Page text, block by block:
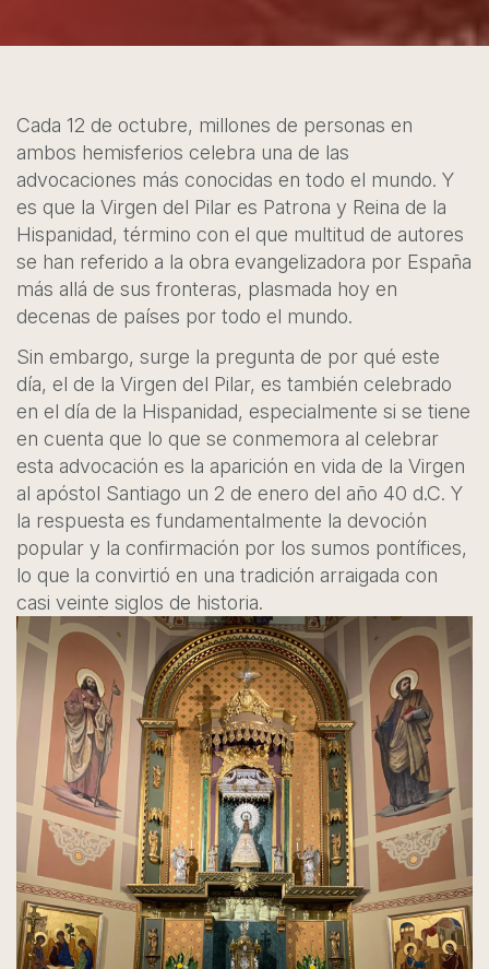
Cada 12 de octubre, millones de personas en
ambos hemisferios celebra una de las
advocaciones más conocidas en todo el mundo. Y
es que la Virgen del Pilar es Patrona y Reina de la
Hispanidad, término con el que multitud de autores
se han referido a la obra evangelizadora por España
más allá de sus fronteras, plasmada hoy en
decenas de países por todo el mundo.
Sin embargo, surge la pregunta de por qué este
día, el de la Virgen del Pilar, es también celebrado
en el día de la Hispanidad, especialmente si se tiene
en cuenta que lo que se conmemora al celebrar
esta advocación es la aparición en vida de la Virgen
al apóstol Santiago un 2 de enero del año 40 d.C. Y
la respuesta es fundamentalmente la devoción
popular y la confirmación por los sumos pontífices,
lo que la convirtió en una tradición arraigada con
casi veinte siglos de historia.